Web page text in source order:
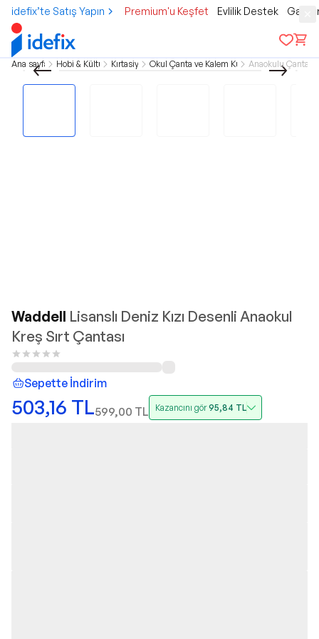
idefix’te Satış Yapın Premium'u Keşfet Evlilik Destek
Ana sayfa Hobi & Kültür Kırtasiye Okul Çanta ve Kalem KutuAnaokulu Çantası
Waddell Lisanslı Deniz Kızı Desenli Anaokul
Kreş Sırt Çantası
Sepette İndirim
503,16 TL599,00 TL Kazancını gör95,84 TL